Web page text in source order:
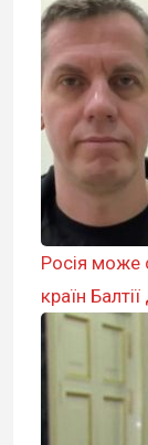
Росія може
країн